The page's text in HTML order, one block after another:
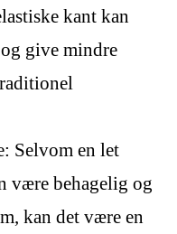
kant kan
give mindre
Selvom en let
være behagelig og
kan det være en